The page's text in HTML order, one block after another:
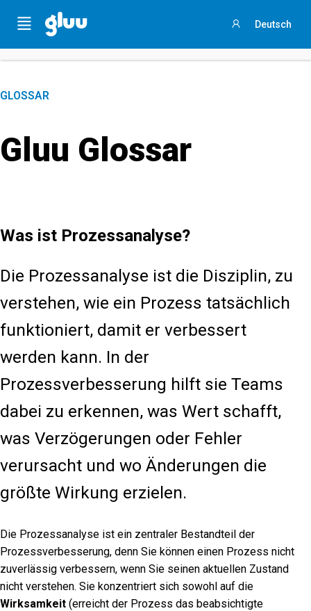
Menu Deutsch
GLOSSAR
Gluu Glossar
Was ist Prozessanalyse?
Die Prozessanalyse ist die Disziplin, zu
verstehen, wie ein Prozess tatsächlich
funktioniert, damit er verbessert
werden kann. In der
Prozessverbesserung hilft sie Teams
dabei zu erkennen, was Wert schafft,
was Verzögerungen oder Fehler
verursacht und wo Änderungen die
größte Wirkung erzielen.
Die Prozessanalyse ist ein zentraler Bestandteil der
Prozessverbesserung, denn Sie können einen Prozess nicht
zuverlässig verbessern, wenn Sie seinen aktuellen Zustand
nicht verstehen. Sie konzentriert sich sowohl auf die
Wirksamkeit (erreicht der Prozess das beabsichtigte
Holen Sie sich Ihren Process Success Benchmark 2025
indem Sie